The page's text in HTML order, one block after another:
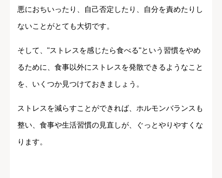
悪におちいったり、自己否定したり、自分を責めたりし
ないことがとても大切です。
そして、"ストレスを感じたら食べる"という習慣をやめ
るために、食事以外にストレスを発散できるようなこと
を、いくつか見つけておきましょう。
ストレスを減らすことができれば、ホルモンバランスも
整い、食事や生活習慣の見直しが、ぐっとやりやすくな
ります。